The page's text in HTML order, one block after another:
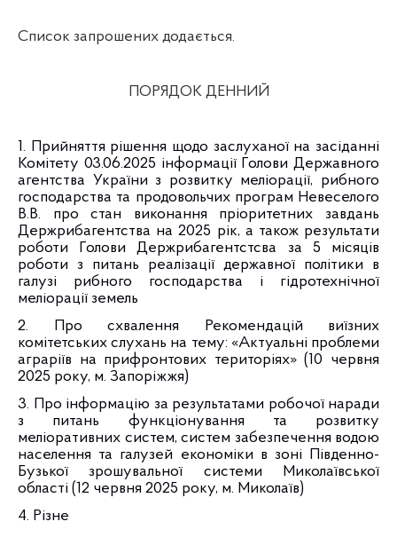
Список запрошених додається.
ПОРЯДОК ДЕННИЙ
1. Прийняття рішення щодо заслуханої на засіданні
Комітету 03.06.2025 інформації Голови Державного
агентства України з розвитку меліорації, рибного
господарства та продовольчих програм Невеселого
В.В. про стан виконання пріоритетних завдань
Держрибагентства на 2025 рік, а також результати
роботи Голови Держрибагентстсва за 5 місяців
роботи з питань реалізації державної політики в
галузі рибного господарства і гідротехнічної
меліорації земель
2. Про схвалення Рекомендацій виїзних
комітетських слухань на тему: «Актуальні проблеми
аграріїв на прифронтових територіях» (10 червня
2025 року, м. Запоріжжя)
3. Про інформацію за результатами робочої наради
з питань функціонування та розвитку
меліоративних систем, систем забезпечення водою
населення та галузей економіки в зоні Південно-
Бузької зрошувальної системи Миколаївської
області (12 червня 2025 року, м. Миколаїв)
4. Різне